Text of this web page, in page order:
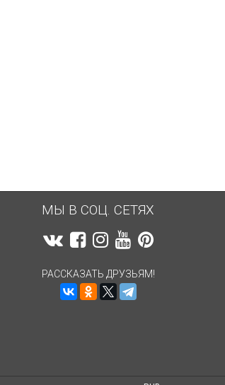
МЫ В СОЦ. СЕТЯХ
РАССКАЗАТЬ ДРУЗЬЯМ!